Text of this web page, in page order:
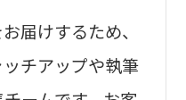
届けするため、
チアップや執筆